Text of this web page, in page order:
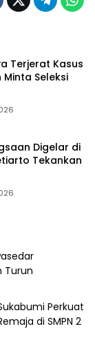
Terjerat Kasus
Seleksi
Digelar di
Tekankan
Turun
Perkuat
di SMPN 2